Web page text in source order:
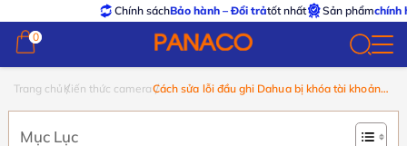
Chính sáchBảo hành – Đổi trảtốt nhất Sản phẩmchính hãng –
0
0
Trang chủ Kiến thức cameraCách sửa lỗi đầu ghi Dahua bị khóa tài khoản
Mục Lục